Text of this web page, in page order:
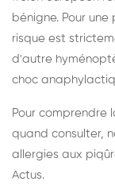
bénigne. Pour
risque est
d'autre
choc
Pour comprendre
quand consulter,
allergies aux
Actus.